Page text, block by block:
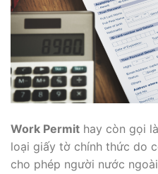
Work Permit hay còn gọi là
loại giấy tờ chính thức do
cho phép người nước